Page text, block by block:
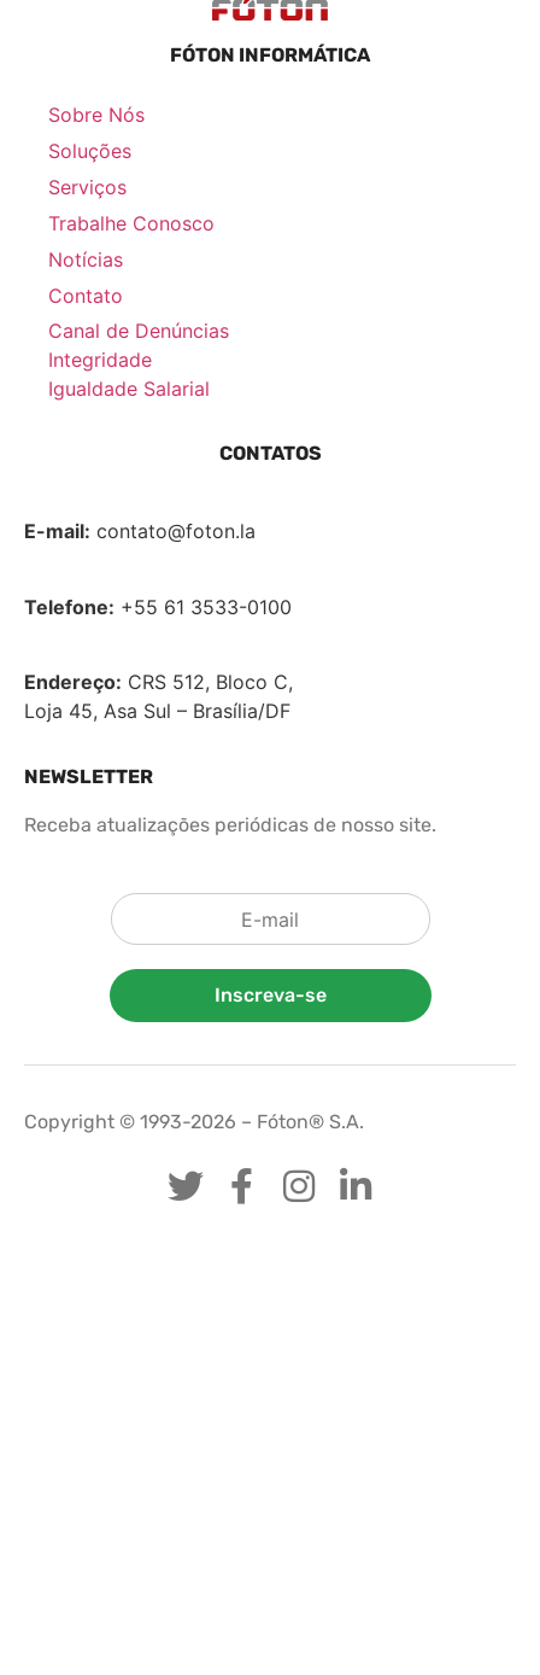
FÓTON INFORMÁTICA
Sobre Nós
Soluções
Serviços
Trabalhe Conosco
Notícias
Contato
Canal de Denúncias
Integridade
Igualdade Salarial
CONTATOS
E-mail: contato@foton.la
Telefone: +55 61 3533-0100
Endereço: CRS 512, Bloco C,
Loja 45, Asa Sul – Brasília/DF
NEWSLETTER
Receba atualizações periódicas de nosso site.
Inscreva-se
Copyright © 1993-2026 – Fóton® S.A.